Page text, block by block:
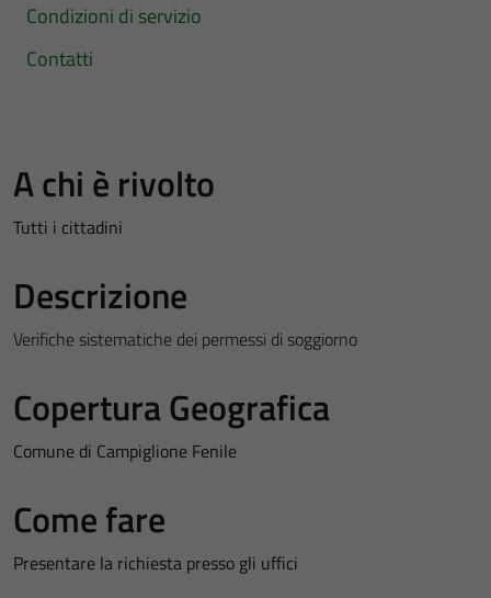
Condizioni di servizio
Contatti
A chi è rivolto
Tutti i cittadini
Descrizione
Verifiche sistematiche dei permessi di soggiorno
Copertura Geografica
Comune di Campiglione Fenile
Come fare
Presentare la richiesta presso gli uffici